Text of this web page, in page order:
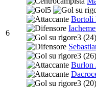
6
5
Bortoli
3 (24)
3 (26)
Burlon
3 (20)